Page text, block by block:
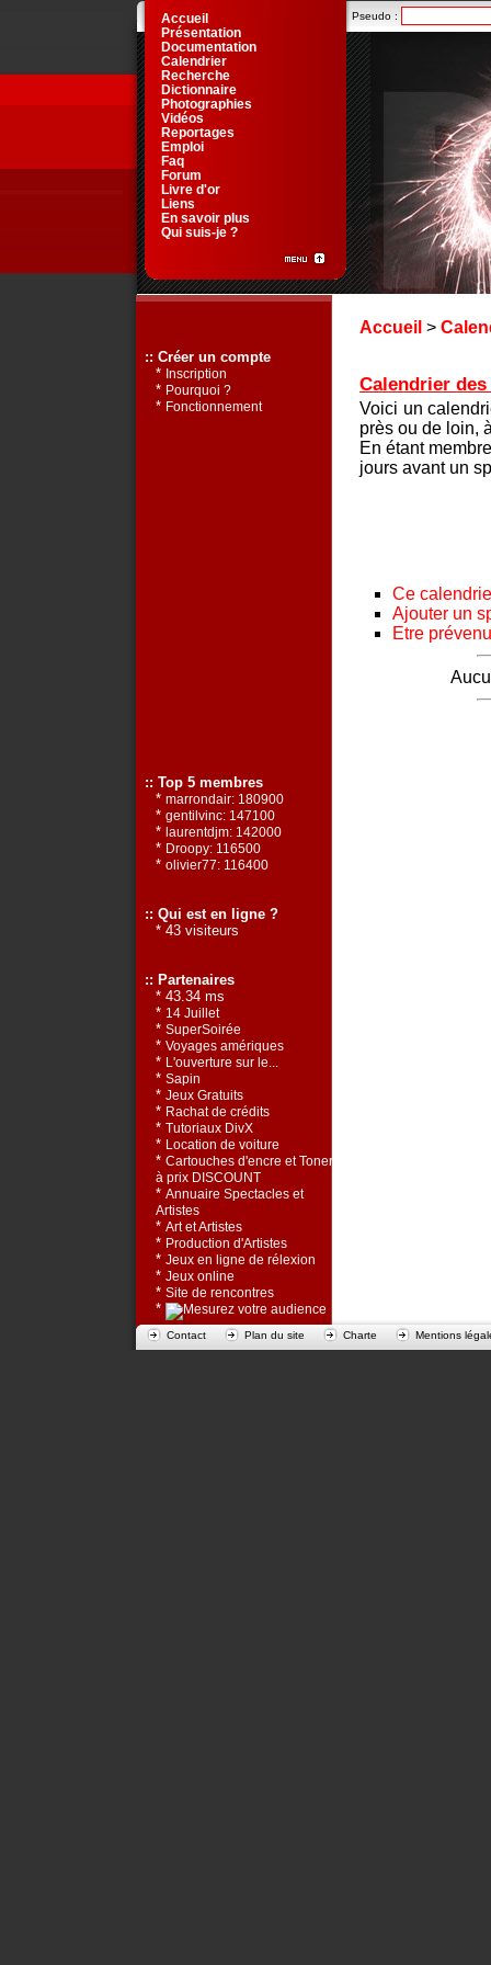
Accueil >
Calendrier
Voici un
près ou de loin,
En étant
jours avant un
Ce
Ajouter un
Etre
Pseudo :
Accueil
Présentation
Documentation
Calendrier
Recherche
Dictionnaire
Photographies
Vidéos
Reportages
Emploi
Faq
Forum
Livre d'or
Liens
En savoir plus
Qui suis-je ?
:: Créer un compte
* Inscription
* Pourquoi ?
* Fonctionnement
:: Top 5 membres
* marrondair: 180900
* gentilvinc: 147100
* laurentdjm: 142000
* Droopy: 116500
* olivier77: 116400
:: Qui est en ligne ?
* 43 visiteurs
:: Partenaires
* 43.34 ms
* 14 Juillet
* SuperSoirée
* Voyages amériques
* L'ouverture sur le...
* Sapin
* Jeux Gratuits
* Rachat de crédits
* Tutoriaux DivX
* Location de voiture
* Cartouches d'encre et Toners
à prix DISCOUNT
* Annuaire Spectacles et
Artistes
* Art et Artistes
* Production d'Artistes
* Jeux en ligne de rélexion
* Jeux online
* Site de rencontres
*
Contact Plan du site Charte Mentions